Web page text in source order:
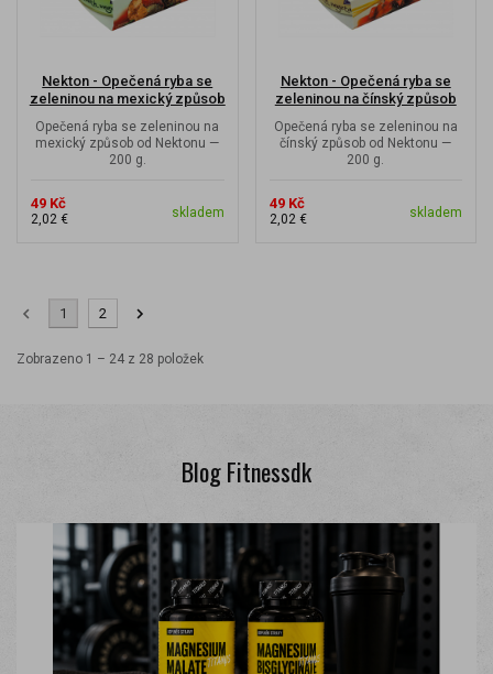
Nekton - Opečená ryba se
zeleninou na mexický způsob
Opečená ryba se zeleninou na
mexický způsob od Nektonu —
200 g.
49 Kč
2,02 € skladem
Nekton - Opečená ryba se
zeleninou na čínský způsob
Opečená ryba se zeleninou na
čínský způsob od Nektonu —
200 g.
49 Kč
2,02 € skladem
1 2
Zobrazeno 1 – 24 z 28 položek
Blog Fitnessdk